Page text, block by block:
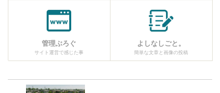
管理ぶろぐ
サイト運営で感じた事
よしなしごと。
簡単な文章と画像の投稿